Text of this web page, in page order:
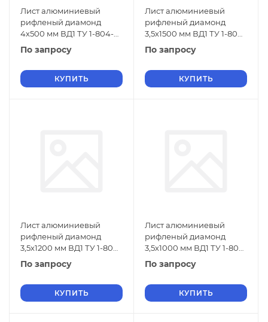
Лист алюминиевый
рифленый диамонд
4х500 мм ВД1 ТУ 1-804-
432-2006
По запросу
КУПИТЬ
Лист алюминиевый
рифленый диамонд
3,5х1500 мм ВД1 ТУ 1-804-
432-2006
По запросу
КУПИТЬ
Лист алюминиевый
рифленый диамонд
3,5х1200 мм ВД1 ТУ 1-804-
432-2006
По запросу
КУПИТЬ
Лист алюминиевый
рифленый диамонд
3,5х1000 мм ВД1 ТУ 1-804-
432-2006
По запросу
КУПИТЬ